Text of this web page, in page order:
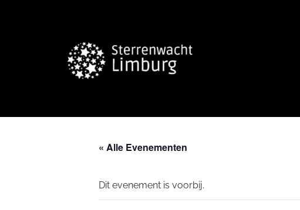
« Alle Evenementen
Dit evenement is voorbij.